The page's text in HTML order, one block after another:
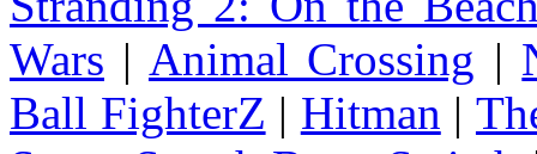
Wars | Animal Crossing |
Ball FighterZ | Hitman |